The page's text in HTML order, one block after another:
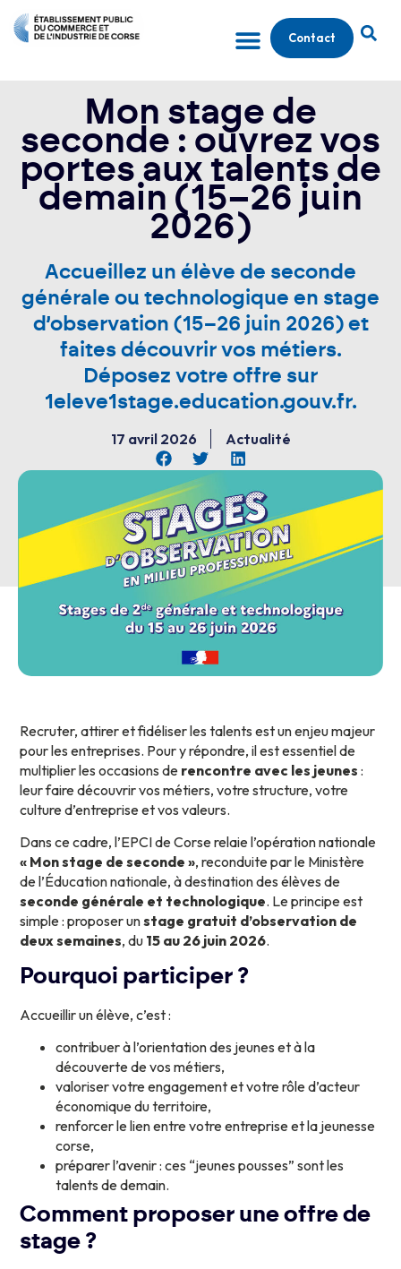
Contact
Mon stage de
seconde : ouvrez vos
portes aux talents de
demain (15–26 juin
2026)
Accueillez un élève de seconde
générale ou technologique en stage
d’observation (15–26 juin 2026) et
faites découvrir vos métiers.
Déposez votre offre sur
1eleve1stage.education.gouv.fr.
17 avril 2026 Actualité
Recruter, attirer et fidéliser les talents est un enjeu majeur
pour les entreprises. Pour y répondre, il est essentiel de
multiplier les occasions de rencontre avec les jeunes :
leur faire découvrir vos métiers, votre structure, votre
culture d’entreprise et vos valeurs.
Dans ce cadre, l’EPCI de Corse relaie l’opération nationale
« Mon stage de seconde », reconduite par le Ministère
de l’Éducation nationale, à destination des élèves de
seconde générale et technologique. Le principe est
simple : proposer unstage gratuit d’observation de
deux semaines, du 15 au 26 juin 2026.
Pourquoi participer ?
Accueillir un élève, c’est :
contribuer à l’orientation des jeunes et à la
découverte de vos métiers,
valoriser votre engagement et votre rôle d’acteur
économique du territoire,
renforcer le lien entre votre entreprise et la jeunesse
corse,
préparer l’avenir : ces “jeunes pousses” sont les
talents de demain.
Comment proposer une offre de
stage ?